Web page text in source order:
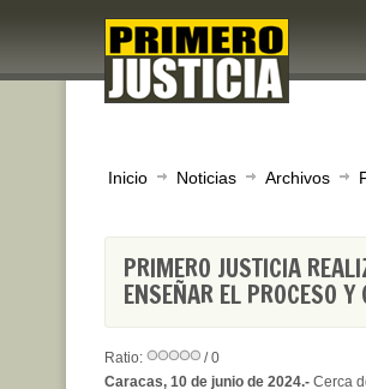
Inicio Noticias Archivos
PRIMERO JUSTICIA
ENSEÑAR EL PROCESO
Ratio:
/ 0
Caracas, 10 de junio de 2024.- Cerca